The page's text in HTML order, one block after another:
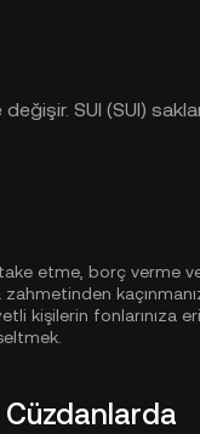
SUI (SUI)
etme, borç verme
kişilerin fonlarınıza